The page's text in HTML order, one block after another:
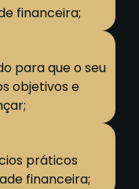
financeira;
para que o seu
objetivos e
práticos
financeira;